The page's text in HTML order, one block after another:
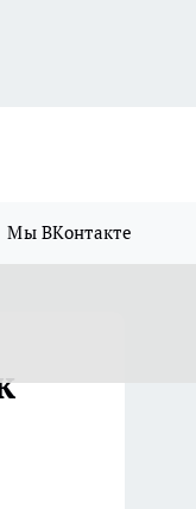
Мы ВКонтакте